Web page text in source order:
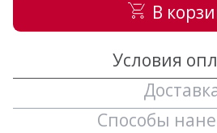
В
Условия
Способы